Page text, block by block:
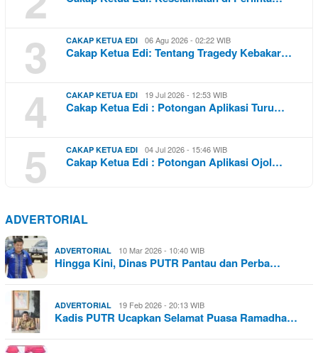
3 CAKAP KETUA EDI 06 Agu 2026 - 02:22 WIB
Cakap Ketua Edi: Tentang Tragedy Kebakar…
4 CAKAP KETUA EDI 19 Jul 2026 - 12:53 WIB
Cakap Ketua Edi : Potongan Aplikasi Turu…
5 CAKAP KETUA EDI 04 Jul 2026 - 15:46 WIB
Cakap Ketua Edi : Potongan Aplikasi Ojol…
ADVERTORIAL
ADVERTORIAL 10 Mar 2026 - 10:40 WIB
Hingga Kini, Dinas PUTR Pantau dan Perba…
ADVERTORIAL 19 Feb 2026 - 20:13 WIB
Kadis PUTR Ucapkan Selamat Puasa Ramadha…